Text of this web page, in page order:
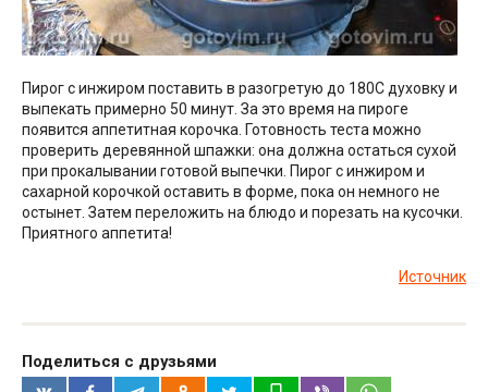
Пирог с инжиром поставить в разогретую до 180С духовку и
выпекать примерно 50 минут. За это время на пироге
появится аппетитная корочка. Готовность теста можно
проверить деревянной шпажки: она должна остаться сухой
при прокалывании готовой выпечки. Пирог с инжиром и
сахарной корочкой оставить в форме, пока он немного не
остынет. Затем переложить на блюдо и порезать на кусочки.
Приятного аппетита!
Источник
Поделиться с друзьями